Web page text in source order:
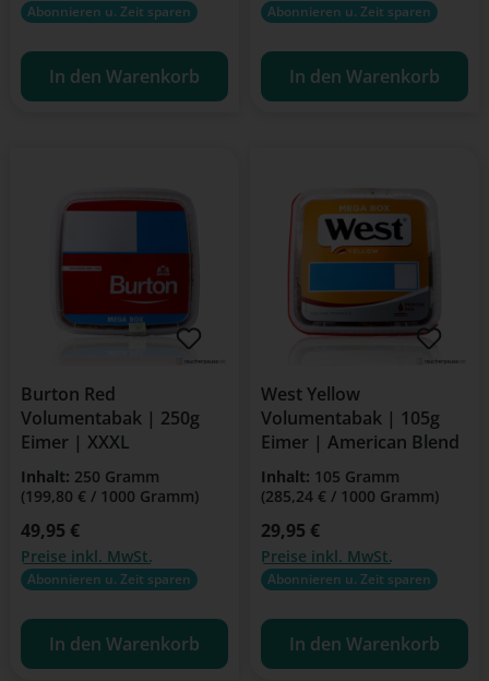
Abonnieren u. Zeit sparen
In den Warenkorb
Abonnieren u. Zeit sparen
In den Warenkorb
Burton Red
Volumentabak | 250g
Eimer | XXXL
Inhalt: 250 Gramm
(199,80 € / 1000 Gramm)
Regulärer Preis:
49,95 €
Preise inkl. MwSt.
Abonnieren u. Zeit sparen
In den Warenkorb
West Yellow
Volumentabak | 105g
Eimer | American Blend
Inhalt: 105 Gramm
(285,24 € / 1000 Gramm)
Regulärer Preis:
29,95 €
Preise inkl. MwSt.
Abonnieren u. Zeit sparen
In den Warenkorb